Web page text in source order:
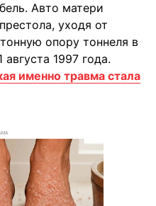
Авто матери
уходя от
опору тоннеля в
1997 года.
именно травма стала